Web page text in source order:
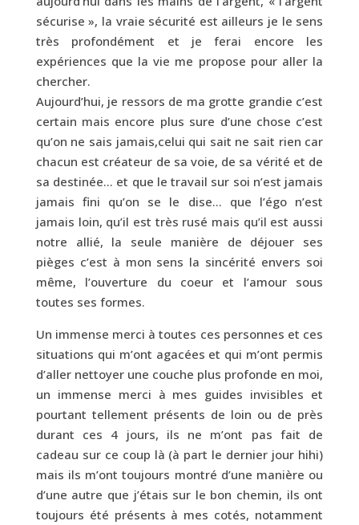
sécurise », la vraie sécurité est ailleurs je le sens
très profondément et je ferai encore les
expériences que la vie me propose pour aller la
chercher.
Aujourd’hui, je ressors de ma grotte grandie c’est
certain mais encore plus sure d’une chose c’est
qu’on ne sais jamais,celui qui sait ne sait rien car
chacun est créateur de sa voie, de sa vérité et de
sa destinée… et que le travail sur soi n’est jamais
jamais fini qu’on se le dise… que l’égo n’est
jamais loin, qu’il est très rusé mais qu’il est aussi
notre allié, la seule manière de déjouer ses
pièges c’est à mon sens la sincérité envers soi
même, l’ouverture du coeur et l’amour sous
toutes ses formes.
Un immense merci à toutes ces personnes et ces
situations qui m’ont agacées et qui m’ont permis
d’aller nettoyer une couche plus profonde en moi,
un immense merci à mes guides invisibles et
pourtant tellement présents de loin ou de près
durant ces 4 jours, ils ne m’ont pas fait de
cadeau sur ce coup là (à part le dernier jour hihi)
mais ils m’ont toujours montré d’une manière ou
d’une autre que j’étais sur le bon chemin, ils ont
toujours été présents à mes cotés, notamment